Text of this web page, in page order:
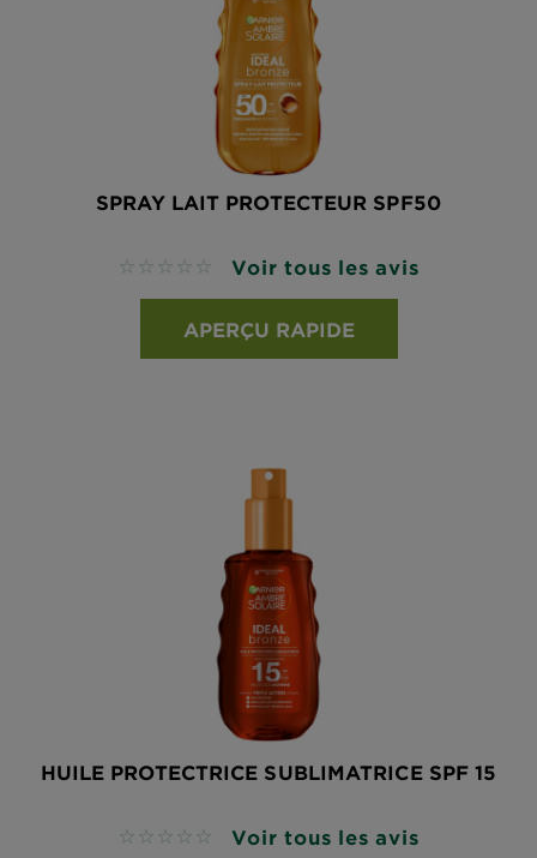
SPRAY LAIT PROTECTEUR SPF50
No reviews Voir tous les avis
APERÇU RAPIDE
HUILE PROTECTRICE SUBLIMATRICE SPF 15
No reviews Voir tous les avis